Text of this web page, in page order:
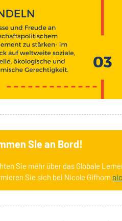
Sie an Bord!
Sie mehr über das Globale
Sie sich bei Nicole Gifhorn